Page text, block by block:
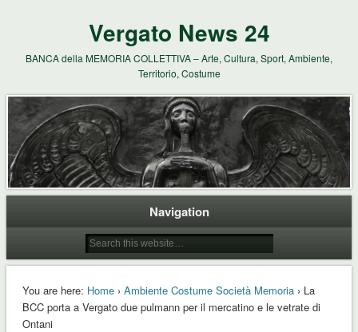
Vergato News 24
BANCA della MEMORIA COLLETTIVA – Arte, Cultura, Sport, Ambiente,
Territorio, Costume
Navigation
You are here: Home› Ambiente Costume Società Memoria› La
BCC porta a Vergato due pulmann per il mercatino e le vetrate di
Ontani